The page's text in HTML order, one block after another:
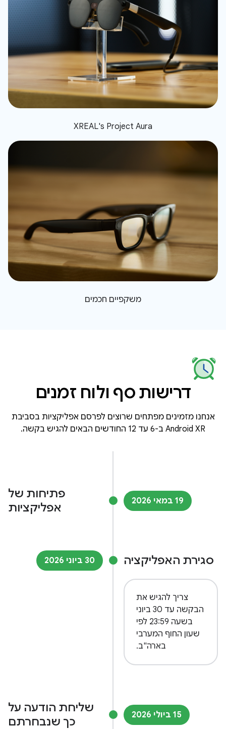
XREAL's Project Aura
משקפיים חכמים
דרישות סף ולוח זמנים
אנחנו מזמינים מפתחים שרוצים לפרסם אפליקציות בסביבת
Android XR ב-6 עד 12 החודשים הבאים להגיש בקשה.
19 במאי 2026
פתיחות של
אפליקציות
30 ביוני 2026 סגירת האפליקציה
צריך להגיש את
הבקשה עד 30 ביוני
בשעה 23:59 לפי
שעון החוף המערבי
בארה"ב.
‫15 ביולי 2026
שליחת הודעה על
כך שנבחרתם